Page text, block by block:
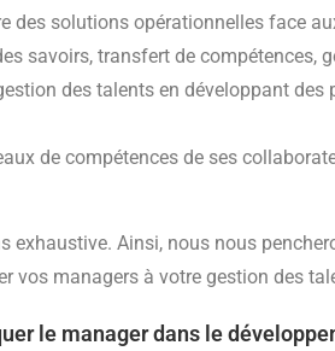
des solutions opérationnelles face
savoirs, transfert de compétences,
des talents en développant
de compétences de ses
exhaustive. Ainsi, nous nous
vos managers à votre gestion des
le manager dans le